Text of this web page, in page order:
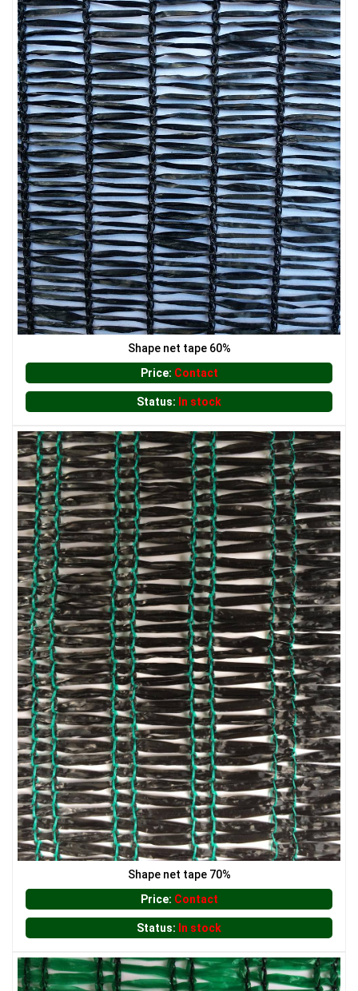
LƯỚI HÀNG RÀO HÌNH CHỮ NHẬT
LƯỚI CHẮN CHIM
LƯỚI CHẮN NẮNG
LƯỚI CHẮN CÔN TRÙNG
LƯỚI CHE NẮNG
LƯỚI CHẮN ĐỘNG VẬT
LƯỚI XÂY DỰNG
Shape net tape 60%
Price: Contact
Status: In stock
Shape net tape 70%
Price: Contact
Status: In stock